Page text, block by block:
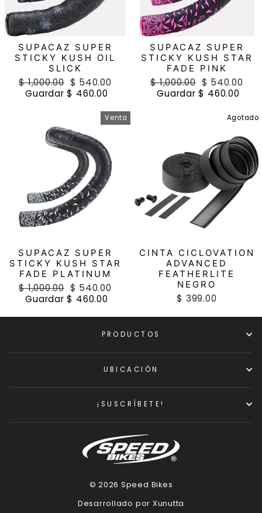
SUPACAZ SUPER
STICKY KUSH OIL
SLICK
Precio
habitual
$ 1,000.00 Precio
de
$ 540.00
Guardar $ 460.00
SUPACAZ SUPER
STICKY KUSH STAR
FADE PINK
Precio
habitual
$ 1,000.00 Precio
de
$ 540.00
Guardar $ 460.00
Venta
SUPACAZ SUPER
STICKY KUSH STAR
FADE PLATINUM
Precio
habitual
$ 1,000.00 Precio
de
$ 540.00
Guardar $ 460.00
Agotado
CINTA CICLOVATION
ADVANCED
FEATHERLITE
NEGRO
$ 399.00
PRODUCTOS
UBICACIÓN
¡SUSCRÍBETE!
© 2026 Speed Bikes
Desarrollado por Xunutta